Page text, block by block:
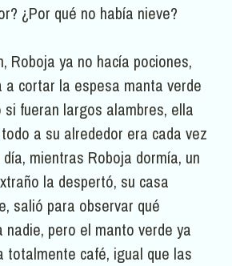
¿Por qué no había nieve?
Roboja ya no hacía pociones,
a cortar la espesa manta verde
si fueran largos alambres, ella
a su alrededor era cada vez
mientras Roboja dormía, un
la despertó, su casa
salió para observar qué
nadie, pero el manto verde ya
totalmente café, igual que las